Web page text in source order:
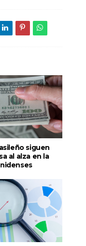
siguen
al alza en la